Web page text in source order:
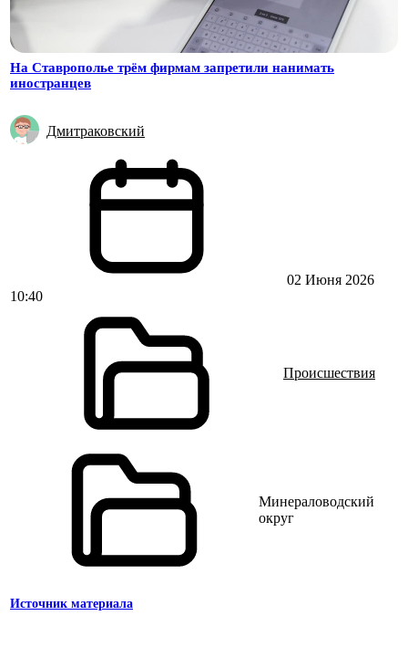
На Ставрополье трём фирмам запретили нанимать
иностранцев
Дмитраковский
02 Июня 2026
10:40
Происшествия
Минераловодский
округ
Источник материала